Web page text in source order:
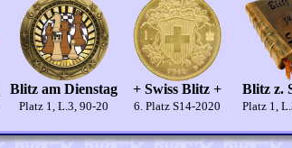
Blitz am Dienstag
Platz 1, L.3, 90-20
+ Swiss Blitz +
6. Platz S14-2020
Blitz z.
Platz 1,